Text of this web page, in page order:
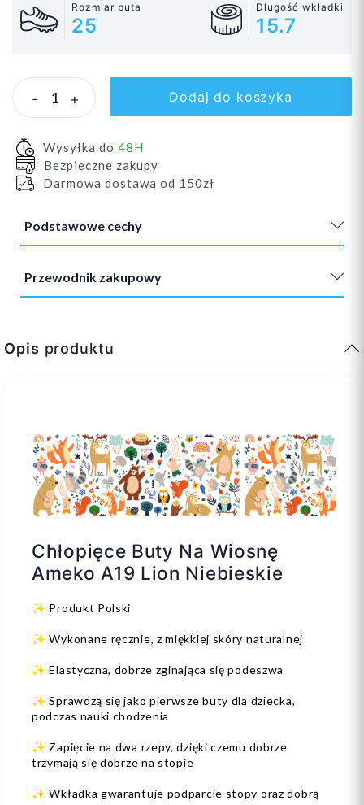
Rozmiar buta
25
Długość wkładki
15.7
- + Dodaj do koszyka
Wysyłka do 48H
Bezpieczne zakupy
Darmowa dostawa od 150zł
Podstawowe cechy
Przewodnik zakupowy
Opis produktu
Chłopięce Buty Na Wiosnę
Ameko A19 Lion Niebieskie
✨ Produkt Polski
✨ Wykonane ręcznie, z miękkiej skóry naturalnej
✨ Elastyczna, dobrze zginająca się podeszwa
✨ Sprawdzą się jako pierwsze buty dla dziecka,
podczas nauki chodzenia
✨ Zapięcie na dwa rzepy, dzięki czemu dobrze
trzymają się dobrze na stopie
✨ Wkładka gwarantuje podparcie stopy oraz dobrą